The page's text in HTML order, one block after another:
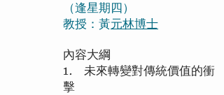
（逢星期四）
教授：黃元林博士
內容大綱
1. 未來轉變對傳統價值的衝
擊